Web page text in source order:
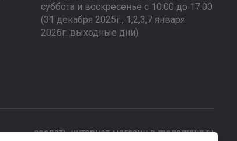
суббота и воскресенье с 10:00 до 17:00
(31 декабря 2025г., 1,2,3,7 января
2026г. выходные дни)
создать интернет магазинв megagroup.ru